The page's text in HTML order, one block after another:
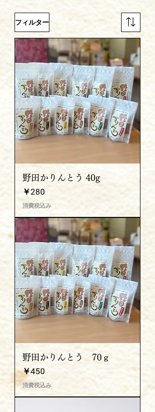
フィルター
野田かりんとう 40g
価格
￥280
消費税込み
野田かりんとう 70ｇ
価格
￥450
消費税込み